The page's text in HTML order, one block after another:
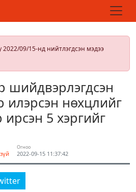
2022/09/15-нд нийтлэгдсэн мэдээ
шийдвэрлэгдсэн
илэрсэн нөхцлийг
5 хэргийг
Огноо
2022-09-15 11:37:42